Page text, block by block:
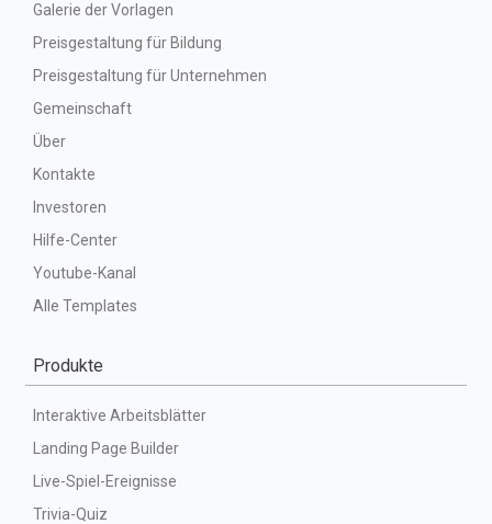
Galerie der Vorlagen
Preisgestaltung für Bildung
Preisgestaltung für Unternehmen
Gemeinschaft
Über
Kontakte
Investoren
Hilfe-Center
Youtube-Kanal
Alle Templates
Produkte
Interaktive Arbeitsblätter
Landing Page Builder
Live-Spiel-Ereignisse
Trivia-Quiz